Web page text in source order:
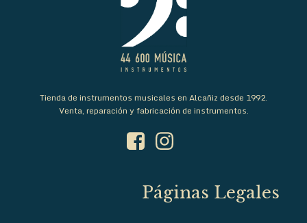
Tienda de instrumentos musicales en Alcañiz desde 1992.
Venta, reparación y fabricación de instrumentos.
Páginas Legales